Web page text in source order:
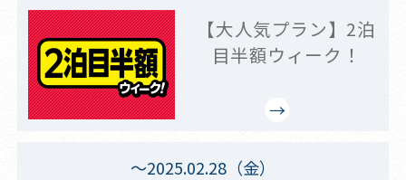
【大人気プラン】2泊
目半額ウィーク！
～2025.02.28（金）